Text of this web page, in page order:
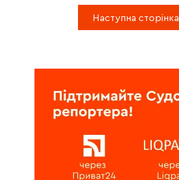
Наступна сторінка